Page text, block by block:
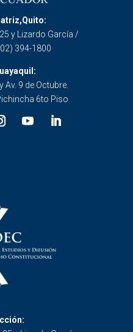
y Lizardo García /
394-1800
Av. 9 de Octubre.
6to Piso